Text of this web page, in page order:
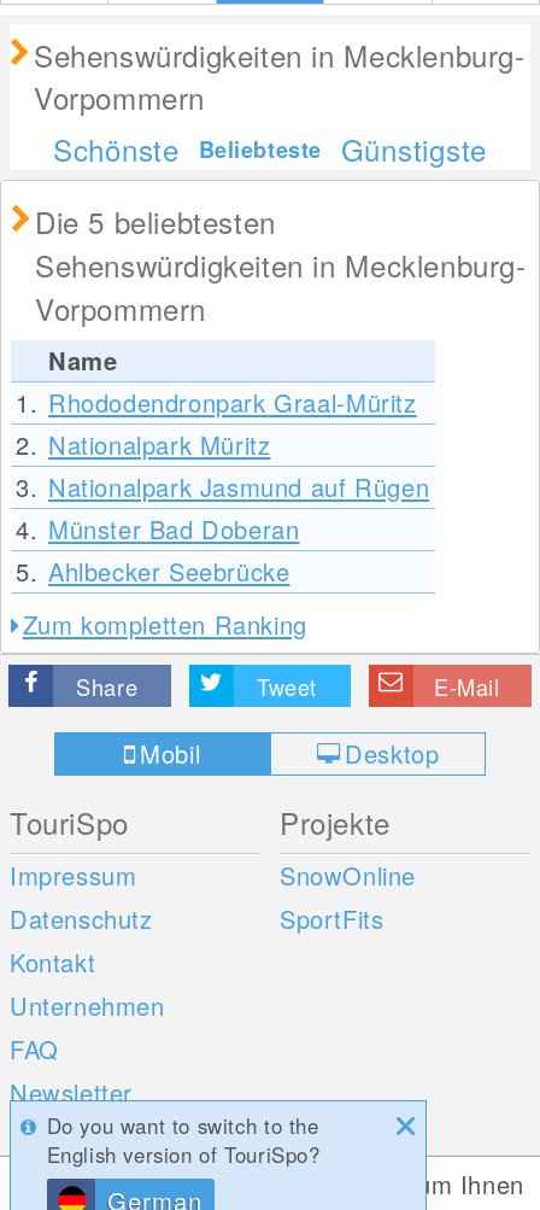
Sehenswürdigkeiten in Mecklenburg-
Vorpommern
Schönste
Beliebteste
Günstigste
Die 5 beliebtesten
Sehenswürdigkeiten in Mecklenburg-
Vorpommern
Name
1. Rhododendronpark Graal-Müritz
2. Nationalpark Müritz
3. Nationalpark Jasmund auf Rügen
4. Münster Bad Doberan
5. Ahlbecker Seebrücke
Zum kompletten Ranking
Share Tweet E-Mail
Mobil Desktop
TouriSpo
Impressum
Datenschutz
Kontakt
Unternehmen
FAQ
Newsletter
Umfragen
Projekte
SnowOnline
SportFits
Do you want to switch to the
English version of TouriSpo?
German
Diese Website verwendet Cookies, um Ihnen